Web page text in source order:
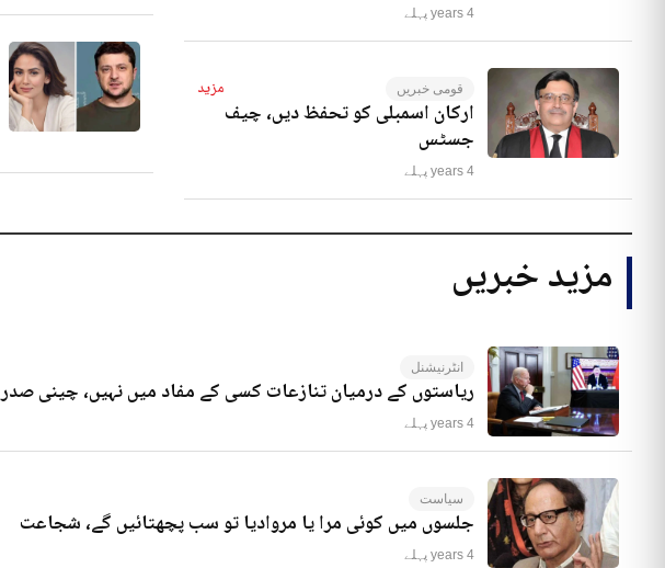
4 years پہلے
قومی خبریں مزید
ارکان اسمبلی کو تحفظ دیں، چیف
جسٹس
4 years پہلے
مزید خبریں
انٹرنیشنل
ریاستوں کے درمیان تنازعات کسی کے مفاد میں نہیں، چینی صدر
4 years پہلے
سیاست
جلسوں میں کوئی مرا یا مروادیا تو سب پچھتائیں گے، شجاعت
4 years پہلے